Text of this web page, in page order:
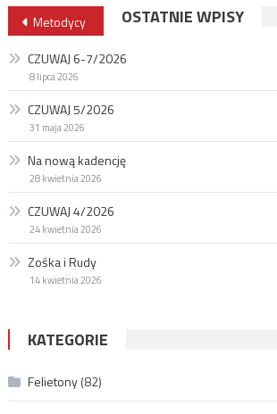
Nawigacja
wpisu
Metodycy OSTATNIE WPISY
CZUWAJ 6-7/2026
8 lipca 2026
CZUWAJ 5/2026
31 maja 2026
Na nową kadencję
28 kwietnia 2026
CZUWAJ 4/2026
24 kwietnia 2026
Zośka i Rudy
14 kwietnia 2026
KATEGORIE
Felietony(82)